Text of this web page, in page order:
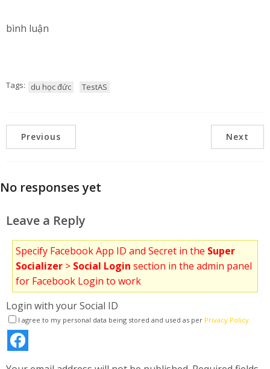
bình luận
Tags: du học đức TestAS
Previous Next
No responses yet
Leave a Reply
Specify Facebook App ID and Secret in the Super
Socializer > Social Login section in the admin panel
for Facebook Login to work
Login with your Social ID
I agree to my personal data being stored and used as per Privacy Policy